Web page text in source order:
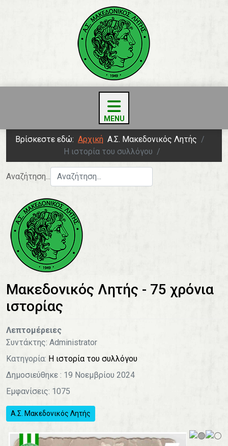
Βρίσκεστε εδώ: Αρχική Α.Σ. Μακεδονικός Λητής
Η ιστορία του συλλόγου
Αναζήτηση...
Μακεδονικός Λητής - 75 χρόνια
ιστορίας
Λεπτομέρειες
Συντάκτης: Administrator
Κατηγορία: Η ιστορία του συλλόγου
Δημοσιεύθηκε : 19 Νοεμβρίου 2024
Εμφανίσεις: 1075
Α.Σ. Μακεδονικός Λητής